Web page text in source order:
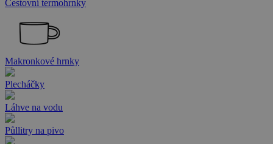
Cestovní termohrnky
Makronkové hrnky
Plecháčky
Láhve na vodu
Půllitry na pivo